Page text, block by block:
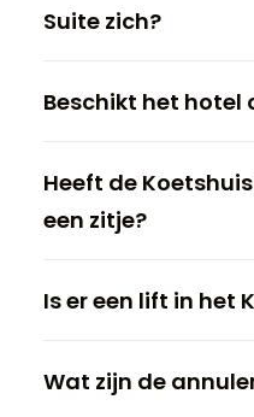
Suite zich?
Beschikt het hotel
Heeft de
een zitje?
Is er een lift in het
Wat zijn de